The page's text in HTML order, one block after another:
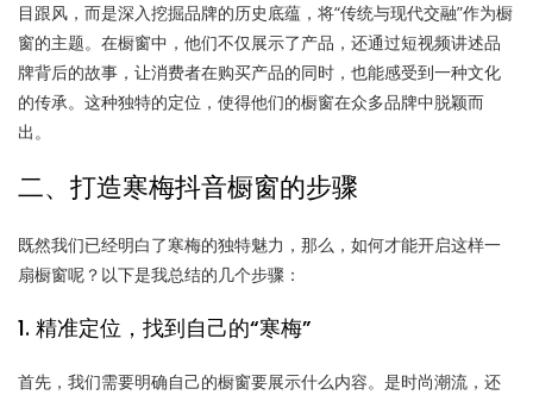
目跟风，而是深入挖掘品牌的历史底蕴，将“传统与现代交融”作为橱
窗的主题。在橱窗中，他们不仅展示了产品，还通过短视频讲述品
牌背后的故事，让消费者在购买产品的同时，也能感受到一种文化
的传承。这种独特的定位，使得他们的橱窗在众多品牌中脱颖而
出。
二、打造寒梅抖音橱窗的步骤
既然我们已经明白了寒梅的独特魅力，那么，如何才能开启这样一
扇橱窗呢？以下是我总结的几个步骤：
1. 精准定位，找到自己的“寒梅”
首先，我们需要明确自己的橱窗要展示什么内容。是时尚潮流，还